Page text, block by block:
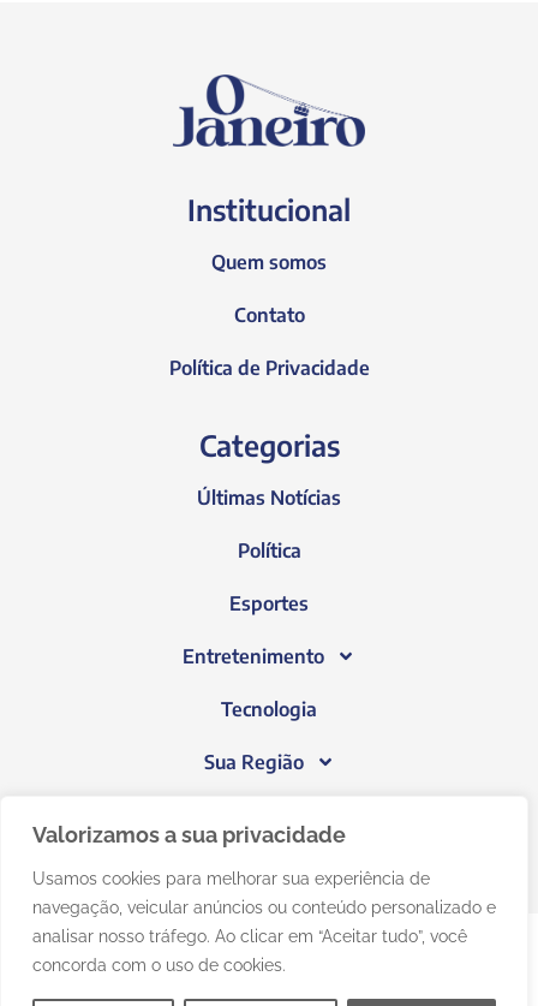
Valorizamos a sua privacidade
Usamos cookies para melhorar sua experiência de
navegação, veicular anúncios ou conteúdo personalizado e
analisar nosso tráfego. Ao clicar em “Aceitar tudo”, você
concorda com o uso de cookies.
Institucional
Quem somos
Contato
Política de Privacidade
Categorias
Últimas Notícias
Política
Esportes
Entretenimento
Tecnologia
Sua Região